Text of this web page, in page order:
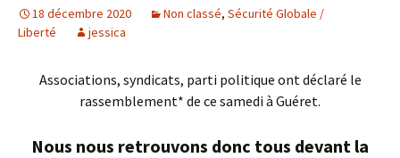
18 décembre 2020 Non classé, Sécurité Globale /
Liberté
jessica
Associations, syndicats, parti politique ont déclaré le
rassemblement* de ce samedi à Guéret.
Nous nous retrouvons donc tous devant la